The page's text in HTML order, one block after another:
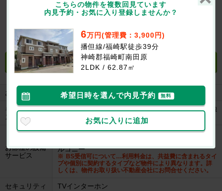
室内洗濯機置場 オートロック
設備・特徴について聞く
お部屋の特徴 角部屋、メゾネット
キッチン/バ
ス・トイレ
対面キッチン、シャワー付き独立洗面台、洗面所独
立、バストイレ別、浴室乾燥機、追い焚き機能
お部屋の設備
サービス
シューズボックス、インターネット無料、※BS受
ルコニー
BS受信可について…利用料金は、共益費に含まれるタイ
プや個別に契約するタイプなど物件により異なります。詳
しくは、物件お取り扱い不動産会社にお問合せください。
セキュリティ TVインターホン
こちらの物件を複数回見ています
内見予約・お気に入り登録しませんか？
6万円(管理費：3,900円)
播但線/福崎駅徒歩39分
神崎郡福崎町南田原
2LDK / 62.87㎡
希望日時を選んで内見予約 無料
お気に入りに追加